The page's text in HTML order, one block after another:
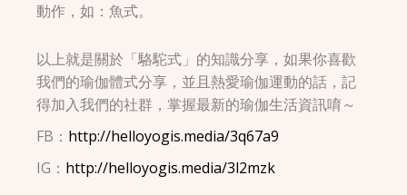
動作，如：魚式。
以上就是關於「駱駝式」的知識分享，如果你喜歡
我們的瑜伽體式分享，並且熱愛瑜伽運動的話，記
得加入我們的社群，掌握最新的瑜伽生活資訊唷～
FB： http://helloyogis.media/3q67a9
IG： http://helloyogis.media/3l2mzk